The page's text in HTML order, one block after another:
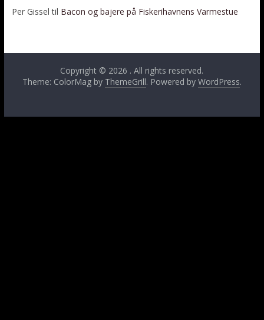
Per Gissel til Bacon og bajere på Fiskerihavnens Varmestue
Copyright © 2026 . All rights reserved.
Theme: ColorMag by ThemeGrill. Powered by WordPress.